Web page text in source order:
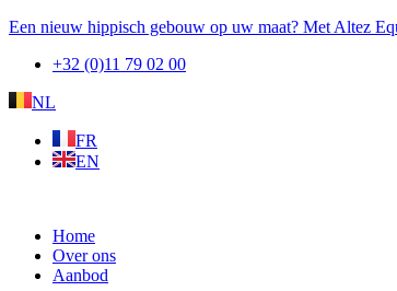
Spring
Een nieuw hippisch gebouw op uw maat? Met Altez
+32 (0)11 79 02 00
NL
FR
EN
Home
Over ons
Aanbod